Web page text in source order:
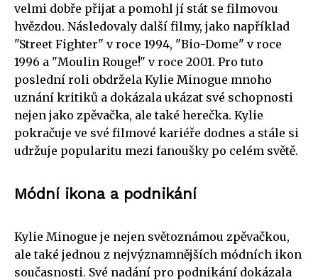
velmi dobře přijat a pomohl jí stát se filmovou
hvězdou. Následovaly další filmy, jako například
"Street Fighter" v roce 1994, "Bio-Dome" v roce
1996 a "Moulin Rouge!" v roce 2001. Pro tuto
poslední roli obdržela Kylie Minogue mnoho
uznání kritiků a dokázala ukázat své schopnosti
nejen jako zpěvačka, ale také herečka. Kylie
pokračuje ve své filmové kariéře dodnes a stále si
udržuje popularitu mezi fanoušky po celém světě.
Módní ikona a podnikání
Kylie Minogue je nejen světoznámou zpěvačkou,
ale také jednou z nejvýznamnějších módních ikon
současnosti. Své nadání pro podnikání dokázala